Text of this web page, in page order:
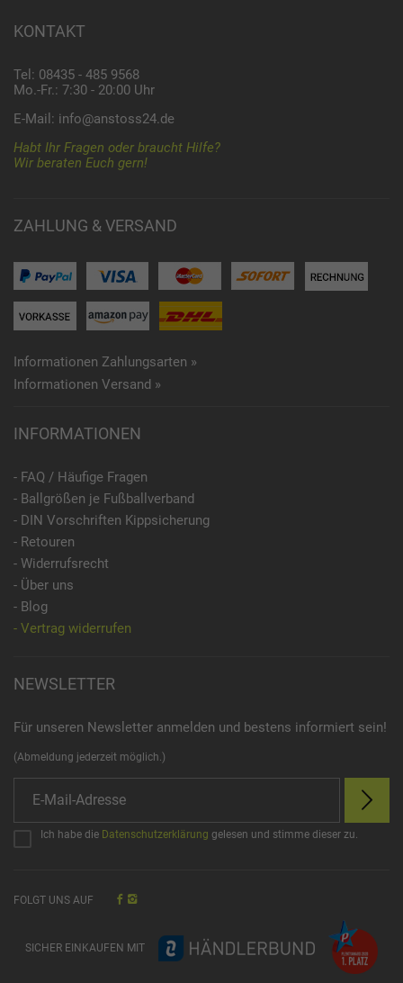
KONTAKT
Tel: 08435 - 485 9568
Mo.-Fr.: 7:30 - 20:00 Uhr
E-Mail: info@anstoss24.de
Habt Ihr Fragen oder braucht Hilfe?
Wir beraten Euch gern!
ZAHLUNG & VERSAND
Informationen Zahlungsarten »
Informationen Versand »
INFORMATIONEN
- FAQ / Häufige Fragen
- Ballgrößen je Fußballverband
- DIN Vorschriften Kippsicherung
- Retouren
- Widerrufsrecht
- Über uns
- Blog
- Vertrag widerrufen
NEWSLETTER
Für unseren Newsletter anmelden und bestens informiert sein!
(Abmeldung jederzeit möglich.)
Ich habe die Datenschutzerklärung gelesen und stimme dieser zu.
FOLGT UNS AUF
SICHER EINKAUFEN MIT